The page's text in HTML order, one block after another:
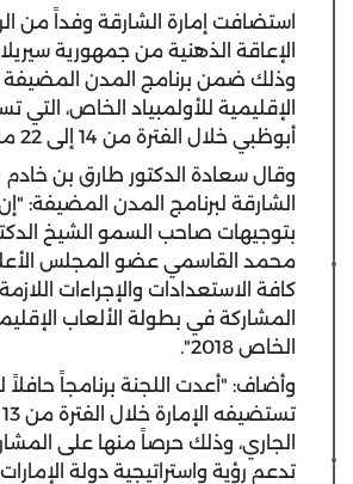
استضافت إمارة الشارقة وفداً من
الإعاقة الذهنية من جمهورية
وذلك ضمن برنامج المدن المضيفة
الإقليمية للأولمبياد الخاص،
أبوظبي خلال الفترة من 14 إلى 22 مارس الحالي.
وقال سعادة الدكتور طارق بن خادم
الشارقة لبرنامج المدن المضيفة:
بتوجيهات صاحب السمو الشيخ
محمد القاسمي عضو المجلس
كافة الاستعدادات والإجراءات
المشاركة في بطولة الألعاب
الخاص 2018".
وأضاف: "أعدت اللجنة برنامجاً حافلاً
الجاري، وذلك حرصاً منها على
تدعم رؤية واستراتيجية دولة